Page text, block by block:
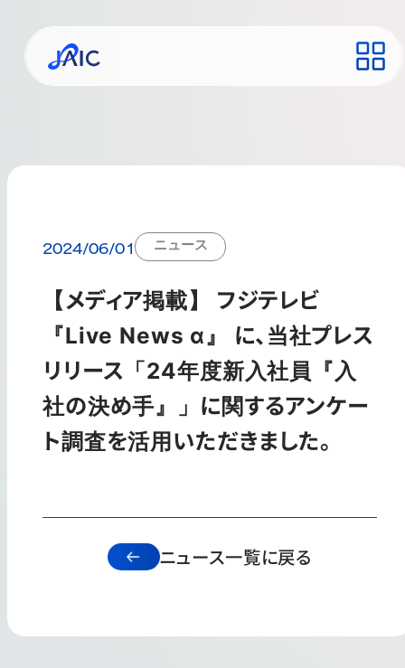
2024/06/01 ニュース
【メディア掲載】 フジテレビ
『Live News α』 に、当社プレス
リリース「24年度新入社員『入
社の決め手』」に関するアンケー
ト調査を活用いただきました。
ニュース一覧に戻る